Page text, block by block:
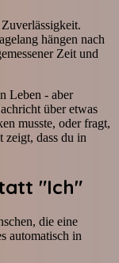
hängen nach
Zeit und
Leben - aber
über etwas
musste, oder fragt,
zeigt, dass du in
"Ich"
die eine
automatisch in